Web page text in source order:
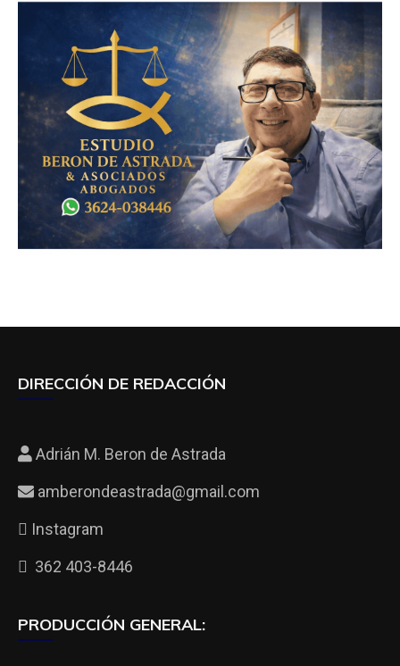
DIRECCIÓN DE REDACCIÓN
Adrián M. Beron de Astrada
amberondeastrada@gmail.com
Instagram
362 403-8446
PRODUCCIÓN GENERAL: